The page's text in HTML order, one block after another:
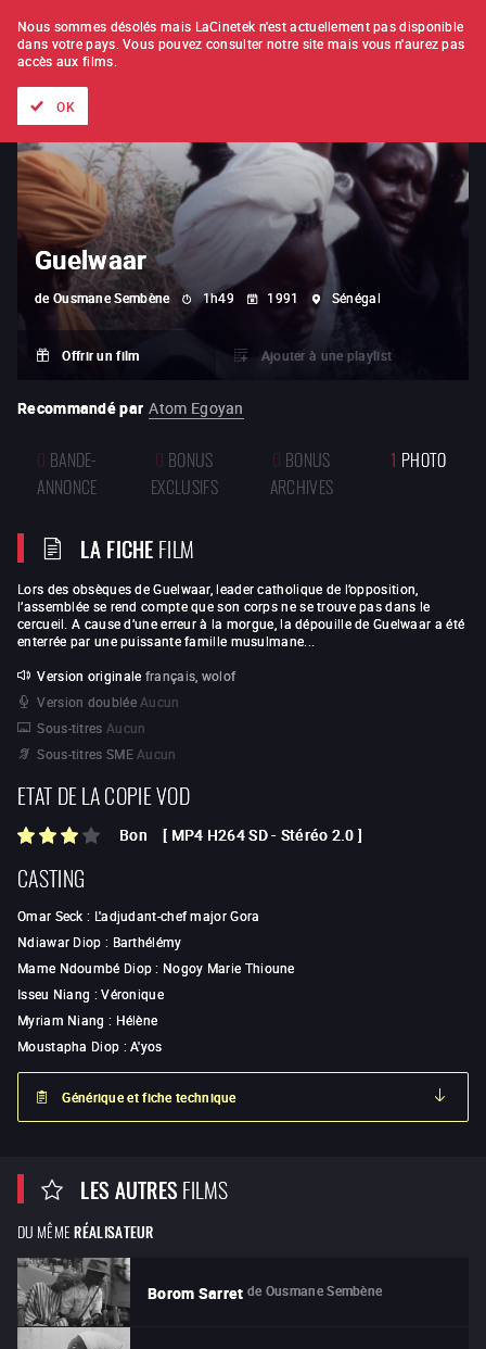
À L'UNITÉ ABONNEMENT
Guelwaar
de Ousmane Sembène 1h49 1991 Sénégal
Offrir un film Ajouter à une playlist
Recommandé par Atom Egoyan
0 BANDE-
ANNONCE
0 BONUS
EXCLUSIFS
0 BONUS
ARCHIVES
1 PHOTO
LA FICHEFILM
Lors des obsèques de Guelwaar, leader catholique de l’opposition,
l’assemblée se rend compte que son corps ne se trouve pas dans le
cercueil. A cause d’une erreur à la morgue, la dépouille de Guelwaar a été
enterrée par une puissante famille musulmane...
Version originale français, wolof
Version doublée Aucun
Sous-titres Aucun
Sous-titres SME Aucun
ETAT DE LA COPIE VOD
Bon [ MP4 H264 SD- Stéréo 2.0 ]
CASTING
Omar Seck : L'adjudant-chef major Gora
Ndiawar Diop : Barthélémy
Mame Ndoumbé Diop: Nogoy Marie Thioune
Isseu Niang :Véronique
Myriam Niang : Hélène
Moustapha Diop :A'yos
Générique et fiche technique
LES AUTRESFILMS
DU MÊME RÉALISATEUR
Borom Sarret de Ousmane Sembène
Nous sommes désolés mais LaCinetek n'est actuellement pas disponible
dans votre pays. Vous pouvez consulter notre site mais vous n'aurez pas
accès aux films.
OK